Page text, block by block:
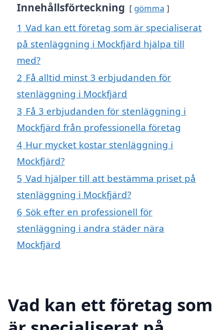
Innehållsförteckning gömma
1 Vad kan ett företag som är specialiserat
på stenläggning i Mockfjärd hjälpa till
med?
2 Få alltid minst 3 erbjudanden för
stenläggning i Mockfjärd
3 Få 3 erbjudanden för stenläggning i
Mockfjärd från professionella företag
4 Hur mycket kostar stenläggning i
Mockfjärd?
5 Vad hjälper till att bestämma priset på
stenläggning i Mockfjärd?
6 Sök efter en professionell för
stenläggning i andra städer nära
Mockfjärd
Vad kan ett företag som